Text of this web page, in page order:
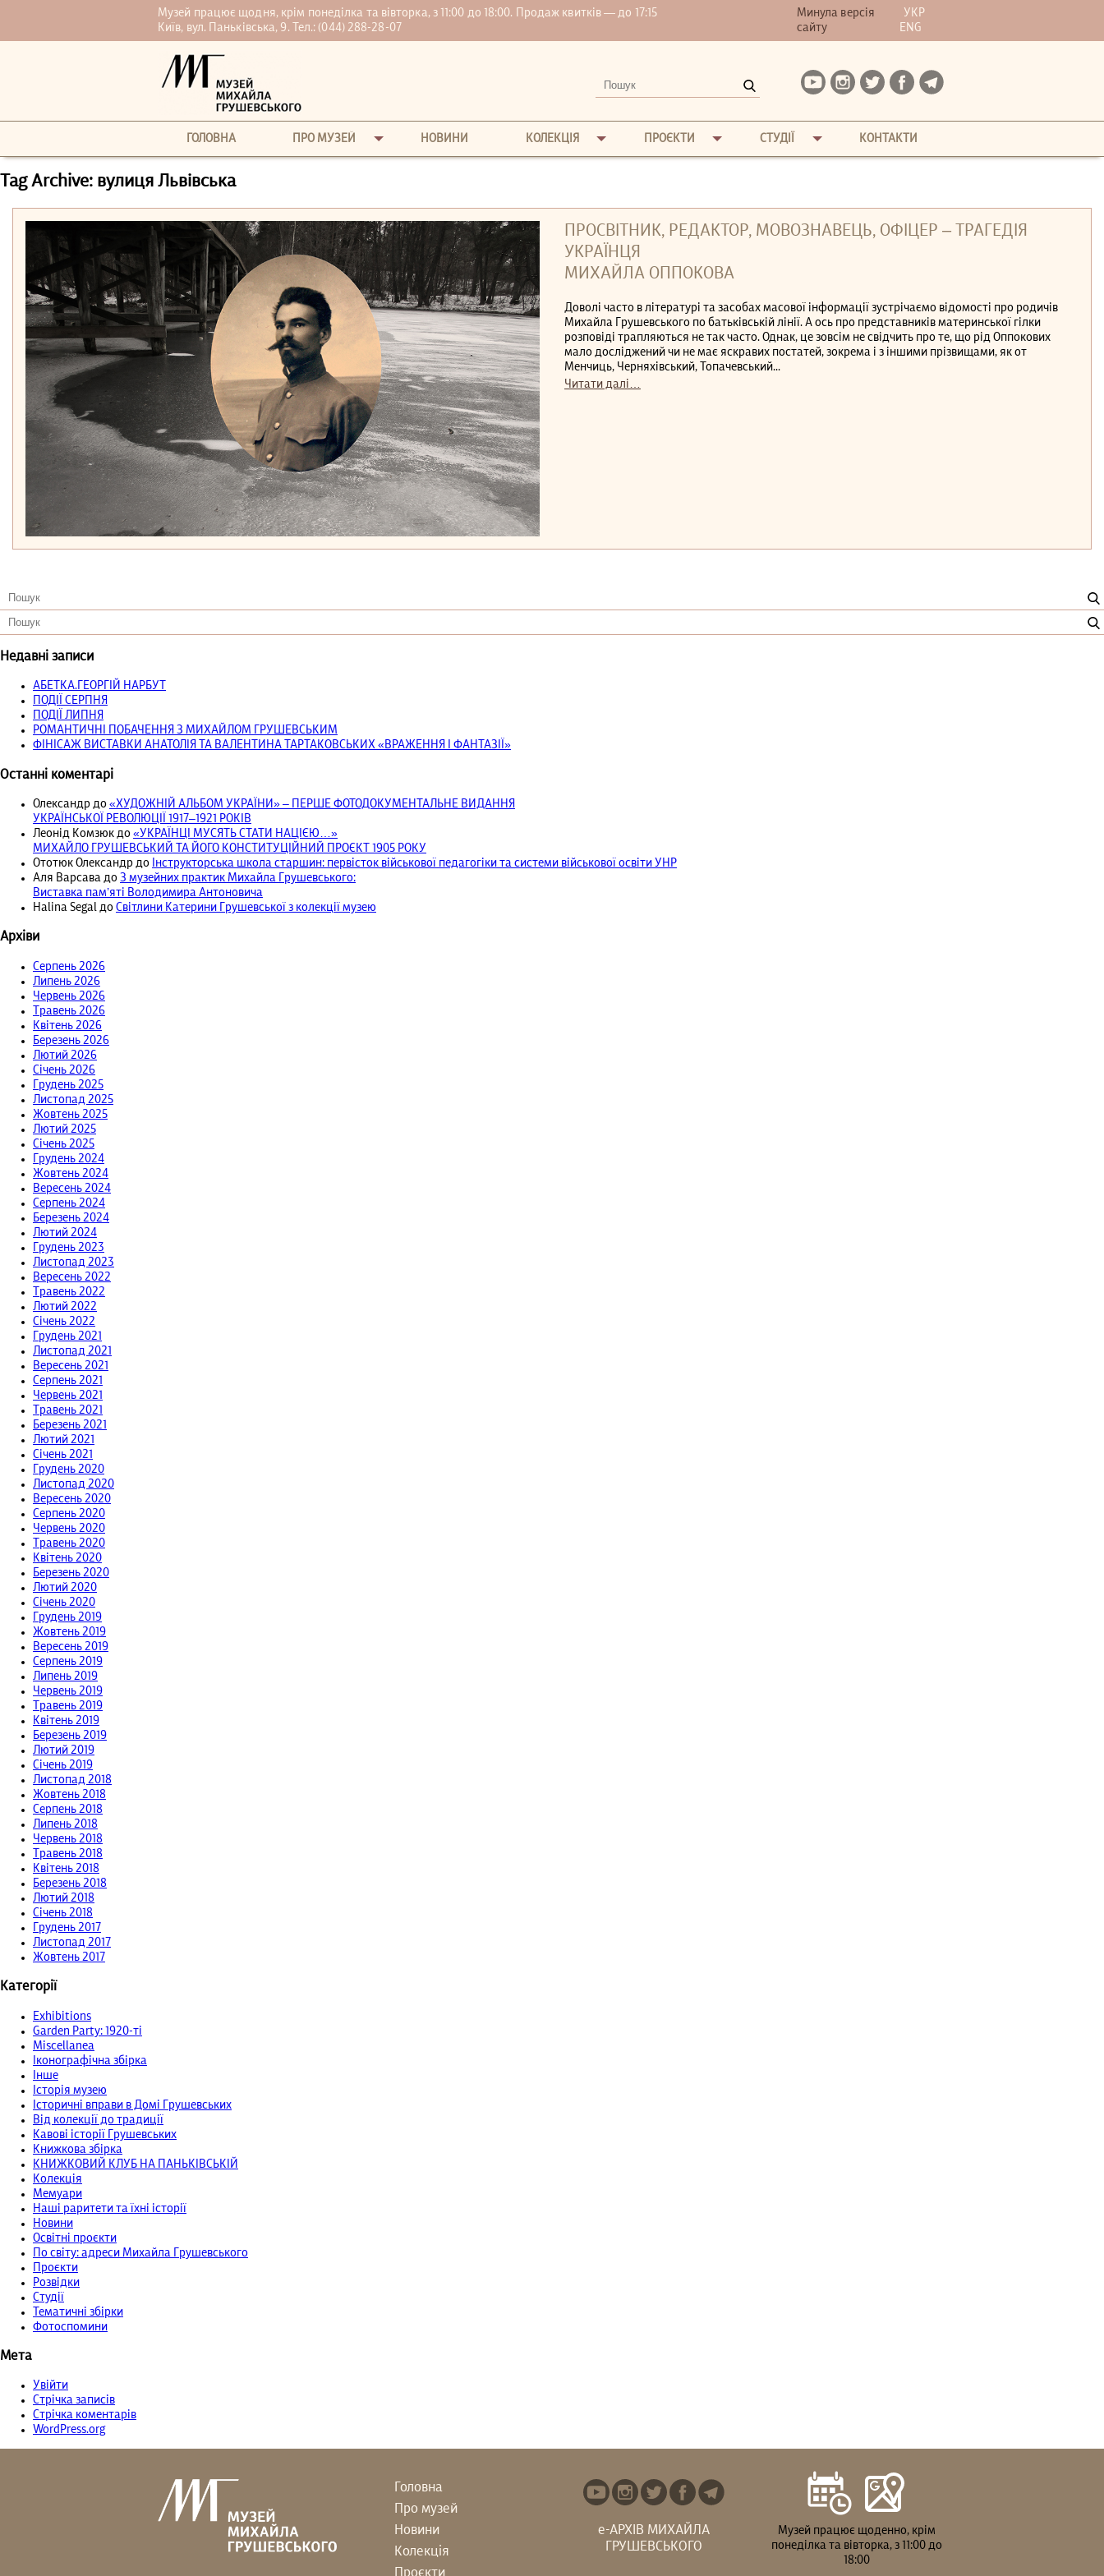
Музей працює щодня, крім понеділка та вівторка, з 11:00 до 18:00. Продаж квитків — до 17:15
Київ, вул. Паньківська, 9. Тел.: (044) 288-28-07
Минула версія
сайту
УКР
ENG
ГОЛОВНА ПРО МУЗЕЙ НОВИНИ КОЛЕКЦІЯ ПРОЄКТИ СТУДІЇ КОНТАКТИ
Tag Archive: вулиця Львівська
ПРОСВІТНИК, РЕДАКТОР, МОВОЗНАВЕЦЬ, ОФІЦЕР – ТРАГЕДІЯ
УКРАЇНЦЯ
МИХАЙЛА ОППОКОВА
Доволі часто в літературі та засобах масової інформації зустрічаємо відомості про родичів
Михайла Грушевського по батьківській лінії. А ось про представників материнської гілки
розповіді трапляються не так часто. Однак, це зовсім не свідчить про те, що рід Оппокових
мало досліджений чи не має яскравих постатей, зокрема і з іншими прізвищами, як от
Менчиць, Черняхівський, Топачевський...
Читати далі…
Недавні записи
АБЕТКА.ГЕОРГІЙ НАРБУТ
ПОДІЇ СЕРПНЯ
ПОДІЇ ЛИПНЯ
РОМАНТИЧНІ ПОБАЧЕННЯ З МИХАЙЛОМ ГРУШЕВСЬКИМ
ФІНІСАЖ ВИСТАВКИ АНАТОЛІЯ ТА ВАЛЕНТИНА ТАРТАКОВСЬКИХ «ВРАЖЕННЯ І ФАНТАЗІЇ»
Останні коментарі
Олександр до «ХУДОЖНІЙ АЛЬБОМ УКРАЇНИ» – ПЕРШЕ ФОТОДОКУМЕНТАЛЬНЕ ВИДАННЯ
УКРАЇНСЬКОЇ РЕВОЛЮЦІЇ 1917‒1921 РОКІВ
Леонід Комзюк до «УКРАЇНЦІ МУСЯТЬ СТАТИ НАЦІЄЮ…»
МИХАЙЛО ГРУШЕВСЬКИЙ ТА ЙОГО КОНСТИТУЦІЙНИЙ ПРОЄКТ 1905 РОКУ
Ототюк Олександр до Інструкторська школа старшин: первісток військової педагогіки та системи військової освіти УНР
Аля Варсава до З музейних практик Михайла Грушевського:
Виставка пам’яті Володимира Антоновича
Halina Segal до Світлини Катерини Грушевської з колекції музею
Архіви
Серпень 2026
Липень 2026
Червень 2026
Травень 2026
Квітень 2026
Березень 2026
Лютий 2026
Січень 2026
Грудень 2025
Листопад 2025
Жовтень 2025
Лютий 2025
Січень 2025
Грудень 2024
Жовтень 2024
Вересень 2024
Серпень 2024
Березень 2024
Лютий 2024
Грудень 2023
Листопад 2023
Вересень 2022
Травень 2022
Лютий 2022
Січень 2022
Грудень 2021
Листопад 2021
Вересень 2021
Серпень 2021
Червень 2021
Травень 2021
Березень 2021
Лютий 2021
Січень 2021
Грудень 2020
Листопад 2020
Вересень 2020
Серпень 2020
Червень 2020
Травень 2020
Квітень 2020
Березень 2020
Лютий 2020
Січень 2020
Грудень 2019
Жовтень 2019
Вересень 2019
Серпень 2019
Липень 2019
Червень 2019
Травень 2019
Квітень 2019
Березень 2019
Лютий 2019
Січень 2019
Листопад 2018
Жовтень 2018
Серпень 2018
Липень 2018
Червень 2018
Травень 2018
Квітень 2018
Березень 2018
Лютий 2018
Січень 2018
Грудень 2017
Листопад 2017
Жовтень 2017
Категорії
Exhibitions
Garden Party: 1920-ті
Miscellanea
Іконографічна збірка
Інше
Історія музею
Історичні вправи в Домі Грушевських
Від колекції до традиції
Кавові історії Грушевських
Книжкова збірка
КНИЖКОВИЙ КЛУБ НА ПАНЬКІВСЬКІЙ
Колекція
Мемуари
Наші раритети та їхні історії
Новини
Освітні проєкти
По світу: адреси Михайла Грушевського
Проєкти
Розвідки
Студії
Тематичні збірки
Фотоспомини
Мета
Увійти
Стрічка записів
Стрічка коментарів
WordPress.org
Головна
Про музей
Новини
Колекція
е-АРХІВ МИХАЙЛА
ГРУШЕВСЬКОГО
Музей працює щоденно, крім
понеділка та вівторка, з 11:00 до
18:00